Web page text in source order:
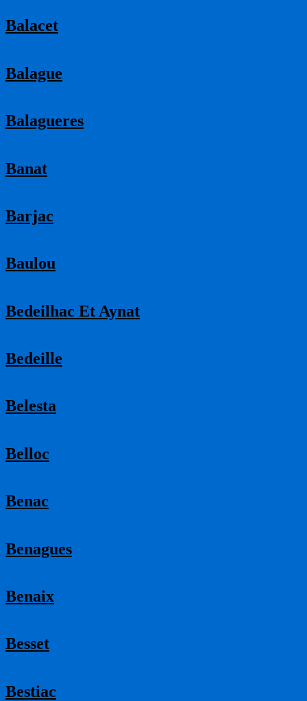
Balacet
Balague
Balagueres
Banat
Barjac
Baulou
Bedeilhac Et Aynat
Bedeille
Belesta
Belloc
Benac
Benagues
Benaix
Besset
Bestiac